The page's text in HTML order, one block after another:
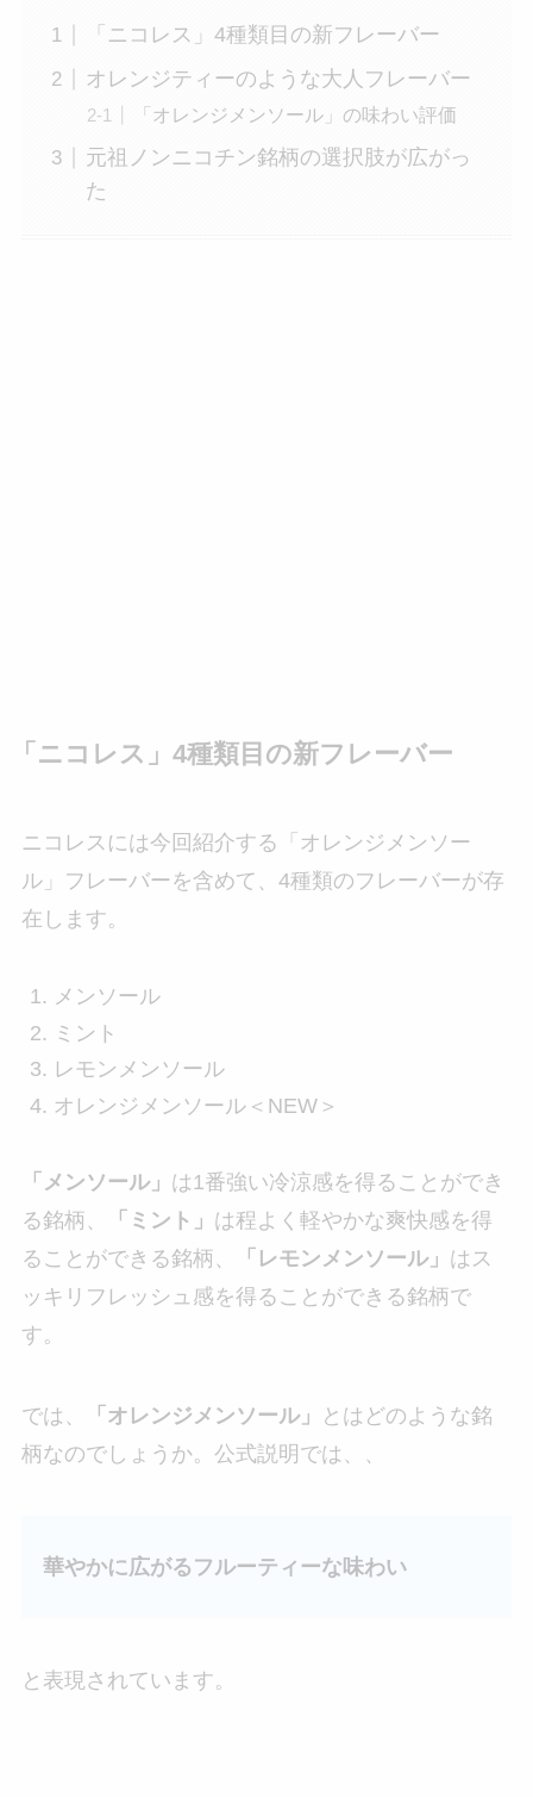
「ニコレス」4種類目の新フレーバー
オレンジティーのような大人フレーバー
「オレンジメンソール」の味わい評価
元祖ノンニコチン銘柄の選択肢が広がっ
た
「ニコレス」4種類目の新フレーバー
ニコレスには今回紹介する「オレンジメンソー
ル」フレーバーを含めて、4種類のフレーバーが存
在します。
メンソール
ミント
レモンメンソール
オレンジメンソール＜NEW＞
「メンソール」 は1番強い冷涼感を得ることができ
る銘柄、
「ミント」 は程よく軽やかな爽快感を得
ることができる銘柄、
「レモンメンソール」 はス
ッキリフレッシュ感を得ることができる銘柄で
す。
では、 「オレンジメンソール」
とはどのような銘
柄なのでしょうか。公式説明では、、
華やかに広がるフルーティーな味わい
と表現されています。